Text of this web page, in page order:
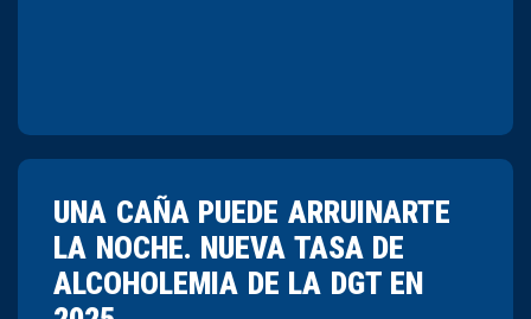
UNA CAÑA PUEDE ARRUINARTE
LA NOCHE. NUEVA TASA DE
ALCOHOLEMIA DE LA DGT EN